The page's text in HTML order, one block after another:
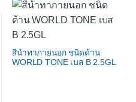
สีน้ำทาภายนอก ชนิดด้าน
WORLD TONE เบส B 2.5GL